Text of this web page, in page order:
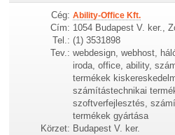
Cég: Ability-Office Kft.
Cím: 1054 Budapest V. ker.,
Tel.: (1) 3531898
Tev.: webdesign, webhost,
iroda, office, ability,
termékek
számítástechnikai
szoftverfejlesztés,
termékek gyártása
Körzet: Budapest V. ker.